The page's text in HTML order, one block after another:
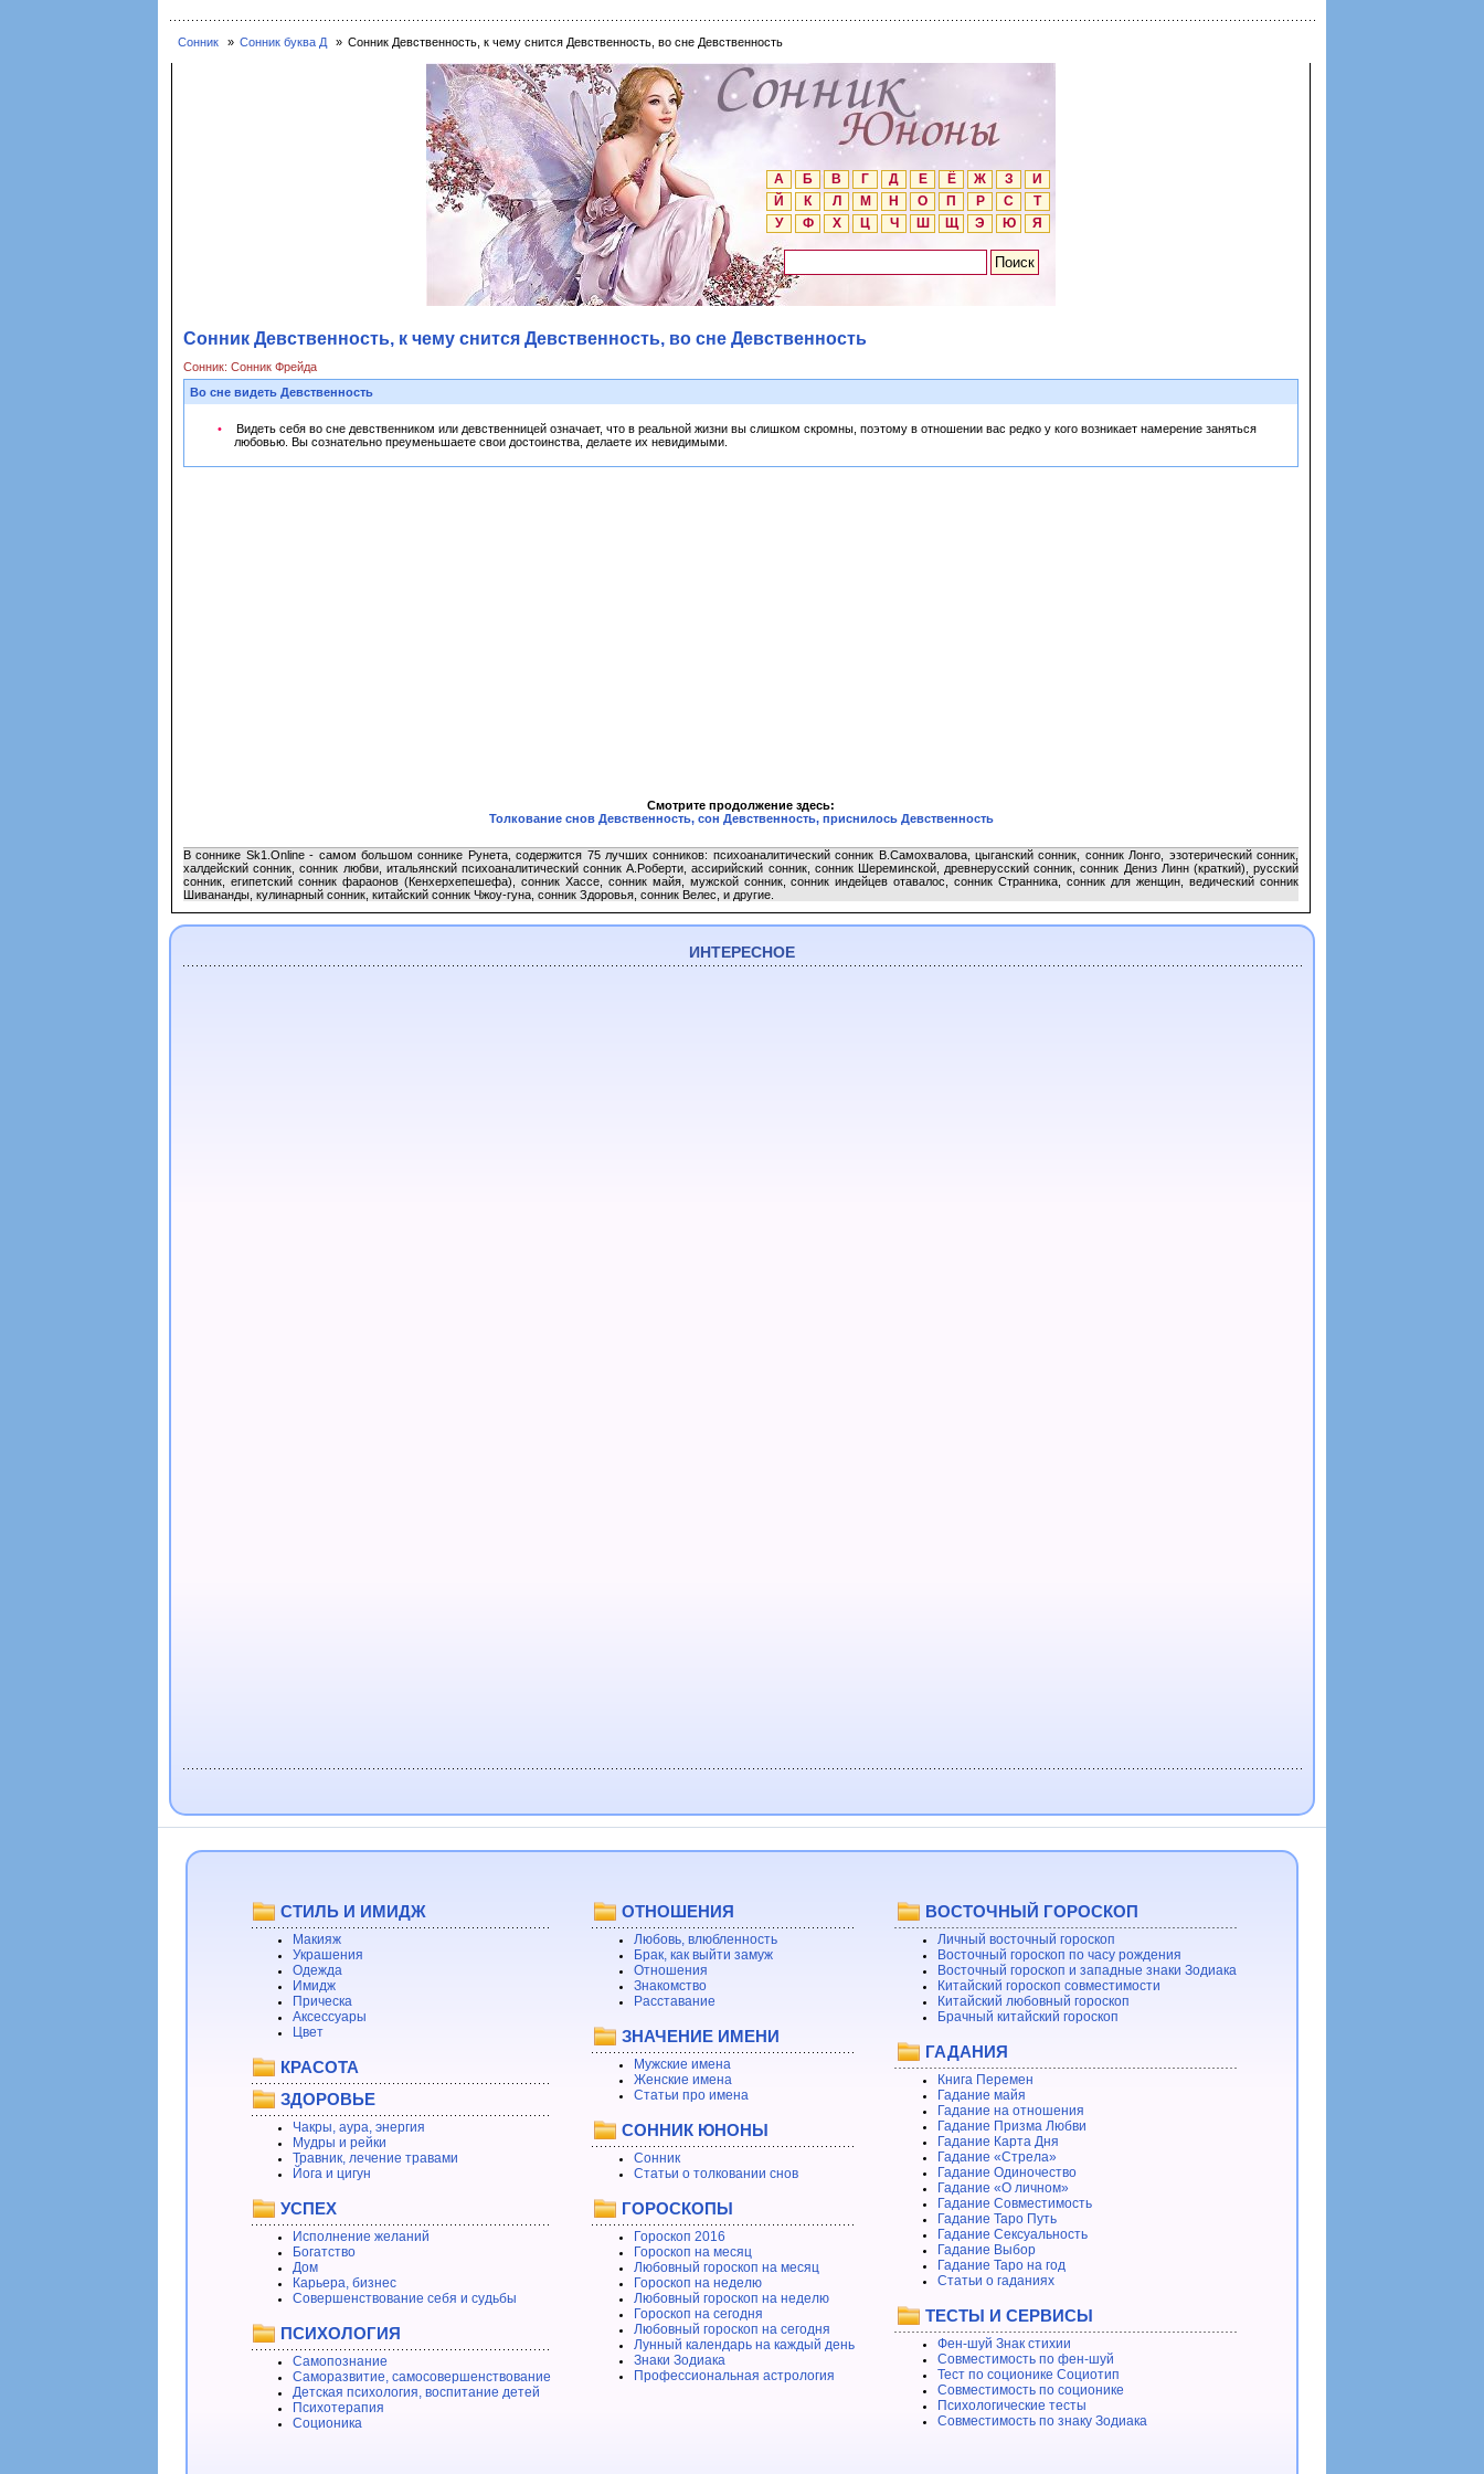
Сонник Сонник буква Д Сонник Девственность, к чему снится Девственность, во сне Девственность
А Б В Г Д Е Ё Ж З
И
Й
К Л М Н О П Р С
Т
У
Ф Х Ц Ч Ш Щ Э Ю Я
Сонник Девственность, к чему снится Девственность, во сне Девственность
Сонник: Сонник Фрейда
Во сне видеть Девственность
Видеть себя во сне девственником или девственницей означает, что в реальной жизни вы слишком скромны, поэтому в отношении вас редко у кого возникает намерение заняться
любовью. Вы сознательно преуменьшаете свои достоинства, делаете их невидимыми.
Смотрите продолжение здесь:
Толкование снов Девственность, сон Девственность, приснилось Девственность
В соннике Sk1.Online - самом большом соннике Рунета, содержится 75 лучших сонников: психоаналитический сонник В.Самохвалова, цыганский сонник, сонник Лонго, эзотерический сонник,
халдейский сонник, сонник любви, итальянский психоаналитический сонник А.Роберти, ассирийский сонник, сонник Шереминской, древнерусский сонник, сонник Дениз Линн (краткий), русский
сонник, египетский сонник фараонов (Кенхерхепешефа), сонник Хассе, сонник майя, мужской сонник, сонник индейцев отавалос, сонник Странника, сонник для женщин, ведический сонник
Шивананды, кулинарный сонник, китайский сонник Чжоу-гуна, сонник Здоровья, сонник Велес, и другие.
ИНТЕРЕСНОЕ
СТИЛЬ И ИМИДЖ
Макияж
Украшения
Одежда
Имидж
Прическа
Аксессуары
Цвет
КРАСОТА
ЗДОРОВЬЕ
Чакры, аура, энергия
Мудры и рейки
Травник, лечение травами
Йога и цигун
УСПЕХ
Исполнение желаний
Богатство
Дом
Карьера, бизнес
Совершенствование себя и судьбы
ПСИХОЛОГИЯ
Самопознание
Саморазвитие, самосовершенствование
Детская психология, воспитание детей
Психотерапия
Соционика
ОТНОШЕНИЯ
Любовь, влюбленность
Брак, как выйти замуж
Отношения
Знакомство
Расставание
ЗНАЧЕНИЕ ИМЕНИ
Мужские имена
Женские имена
Статьи про имена
СОННИК ЮНОНЫ
Сонник
Статьи о толковании снов
ГОРОСКОПЫ
Гороскоп 2016
Гороскоп на месяц
Любовный гороскоп на месяц
Гороскоп на неделю
Любовный гороскоп на неделю
Гороскоп на сегодня
Любовный гороскоп на сегодня
Лунный календарь на каждый день
Знаки Зодиака
Профессиональная астрология
ВОСТОЧНЫЙ ГОРОСКОП
Личный восточный гороскоп
Восточный гороскоп по часу рождения
Восточный гороскоп и западные знаки Зодиака
Китайский гороскоп совместимости
Китайский любовный гороскоп
Брачный китайский гороскоп
ГАДАНИЯ
Книга Перемен
Гадание майя
Гадание на отношения
Гадание Призма Любви
Гадание Карта Дня
Гадание «Стрела»
Гадание Одиночество
Гадание «О личном»
Гадание Совместимость
Гадание Таро Путь
Гадание Сексуальность
Гадание Выбор
Гадание Таро на год
Статьи о гаданиях
ТЕСТЫ И СЕРВИСЫ
Фен-шуй Знак стихии
Совместимость по фен-шуй
Тест по соционике Социотип
Совместимость по соционике
Психологические тесты
Совместимость по знаку Зодиака